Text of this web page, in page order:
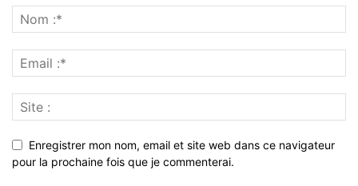
Enregistrer mon nom, email et site web dans ce navigateur
pour la prochaine fois que je commenterai.